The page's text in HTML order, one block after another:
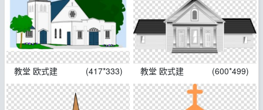
教堂 欧式建 (417*333) 教堂 欧式建 (600*499)